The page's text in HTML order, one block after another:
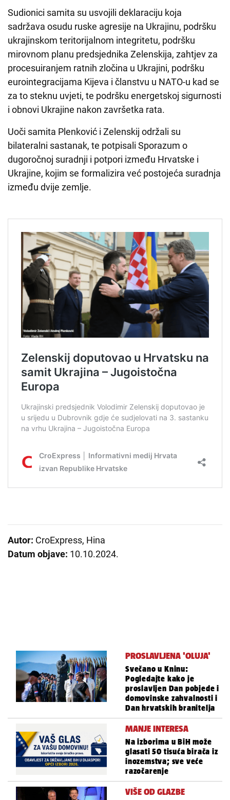
Sudionici samita su usvojili deklaraciju koja
sadržava osudu ruske agresije na Ukrajinu, podršku
ukrajinskom teritorijalnom integritetu, podršku
mirovnom planu predsjednika Zelenskija, zahtjev za
procesuiranjem ratnih zločina u Ukrajini, podršku
eurointegracijama Kijeva i članstvu u NATO-u kad se
za to steknu uvjeti, te podršku energetskoj sigurnosti
i obnovi Ukrajine nakon završetka rata.
Uoči samita Plenković i Zelenskij održali su
bilateralni sastanak, te potpisali Sporazum o
dugoročnoj suradnji i potpori između Hrvatske i
Ukrajine, kojim se formalizira već postojeća suradnja
između dvije zemlje.
Autor: CroExpress, Hina
Datum objave: 10.10.2024.
PROSLAVLJENA 'OLUJA'
Svečano u Kninu:
Pogledajte kako je
proslavljen Dan pobjede i
domovinske zahvalnosti i
Dan hrvatskih branitelja
MANJE INTERESA
Na izborima u BiH može
glasati 50 tisuća birača iz
inozemstva; sve veće
razočarenje
VIŠE OD GLAZBE